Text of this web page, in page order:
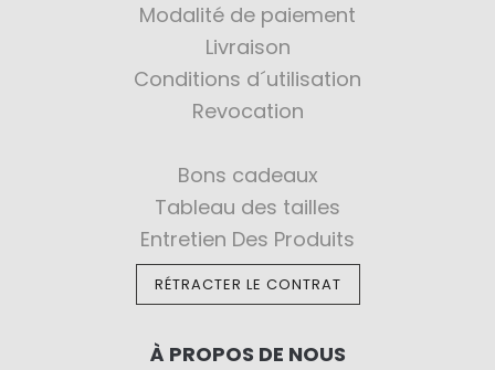
Modalité de paiement
Livraison
Conditions d´utilisation
Revocation
Bons cadeaux
Tableau des tailles
Entretien Des Produits
RÉTRACTER LE CONTRAT
À PROPOS DE NOUS